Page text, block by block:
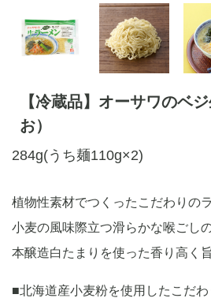
【冷蔵品】オーサワのベ
お）
284g(うち麺110g×2)
植物性素材でつくったこだわりの
小麦の風味際立つ滑らかな喉ごし
本醸造白たまりを使った香り高く
■北海道産小麦粉を使用したこだわ